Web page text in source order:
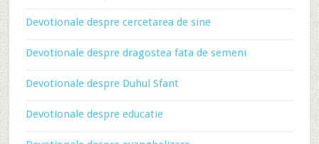
Devotionale despre cercetarea de sine
Devotionale despre dragostea fata de semeni
Devotionale despre Duhul Sfant
Devotionale despre educatie